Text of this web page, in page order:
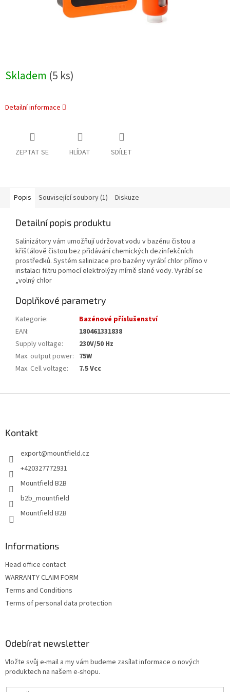
Skladem (5 ks)
Detailní informace
ZEPTAT SE HLÍDAT SDÍLET
Popis Související soubory (1) Diskuze
Detailní popis produktu
Salinizátory vám umožňují udržovat vodu v bazénu čistou a
křišťálově čistou bez přidávání chemických dezinfekčních
prostředků. Systém salinizace pro bazény vyrábí chlor přímo v
instalaci filtru pomocí elektrolýzy mírně slané vody. Vyrábí se
„volný chlor
Doplňkové parametry
Kategorie:
Bazénové příslušenství
EAN:
180461331838
Supply voltage:
230V/50 Hz
Max. output power: 75W
Max. Cell voltage: 7.5 Vcc
Kontakt
export@mountfield.cz
+420327772931
Mountfield B2B
b2b_mountfield
Mountfield B2B
Informations
Head office contact
WARRANTY CLAIM FORM
Terms and Conditions
Terms of personal data protection
Odebírat newsletter
Vložte svůj e-mail a my vám budeme zasílat informace o nových
produktech na našem e-shopu.